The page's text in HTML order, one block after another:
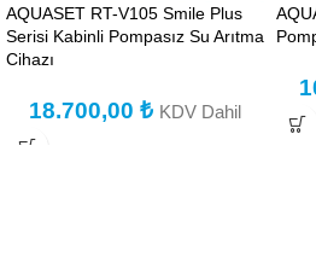
AQUASET RT-V105 Smile Plus
Serisi Kabinli Pompasız Su Arıtma
Cihazı
18.700,00 ₺ KDV Dahil